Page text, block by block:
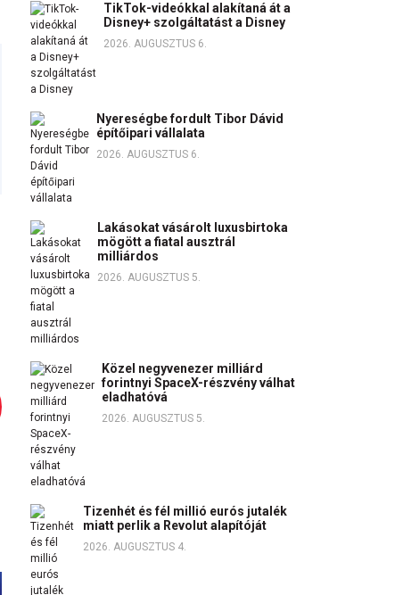
TikTok-videókkal alakítaná át a
Disney+ szolgáltatást a Disney
2026. AUGUSZTUS 6.
Nyereségbe fordult Tibor Dávid
építőipari vállalata
2026. AUGUSZTUS 6.
Lakásokat vásárolt luxusbirtoka
mögött a fiatal ausztrál
milliárdos
2026. AUGUSZTUS 5.
Közel negyvenezer milliárd
forintnyi SpaceX-részvény válhat
eladhatóvá
2026. AUGUSZTUS 5.
Tizenhét és fél millió eurós jutalék
miatt perlik a Revolut alapítóját
2026. AUGUSZTUS 4.